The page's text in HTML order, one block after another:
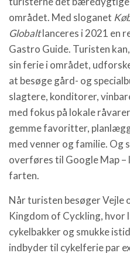
området. Med sloganet
Globaltlanceres i 2021 en
Gastro Guide. Turisten
sin ferie i området,
at besøge gård- og
slagtere, konditorer,
med fokus på lokale
gemme favoritter,
med venner og familie. Og
overføres til Google Map –
farten.
Når turisten besøger Vejle
Kingdom of Cyckling, hvor
cykelbakker og smukke
indbyder til cykelferie par